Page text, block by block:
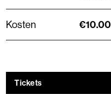
Kosten €10.00
Tickets